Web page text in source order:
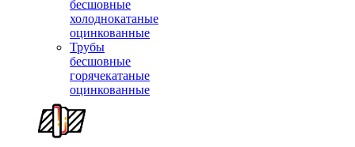
бесшовные
холоднокатаные
оцинкованные
Трубы
бесшовные
горячекатаные
оцинкованные